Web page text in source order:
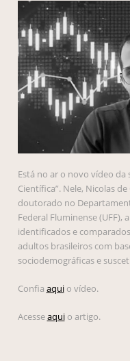
Está no ar o novo vídeo da
Científica”. Nele, Nicolas
doutorado no
Federal Fluminense (UFF),
identificados e
adultos brasileiros com
sociodemográficas e
Confia aquio vídeo.
Acesseaquio artigo.